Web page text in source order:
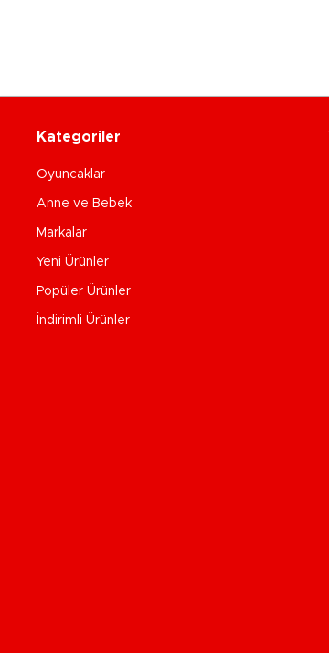
Kategoriler
Oyuncaklar
Anne ve Bebek
Markalar
Yeni Ürünler
Popüler Ürünler
İndirimli Ürünler